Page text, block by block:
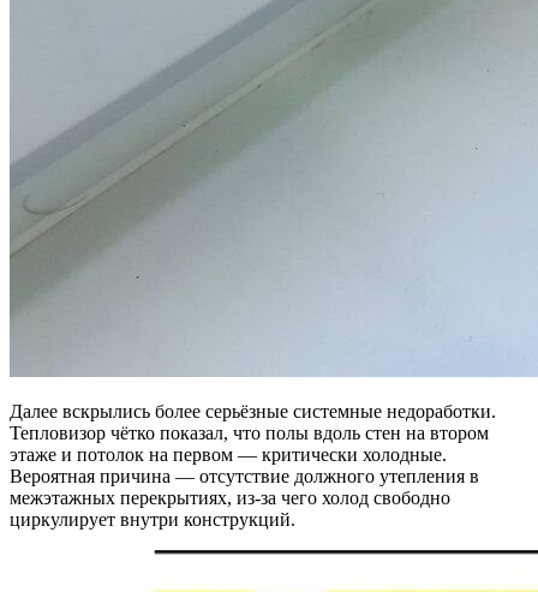
Далее вскрылись более серьёзные системные недоработки.
Тепловизор чётко показал, что полы вдоль стен на втором
этаже и потолок на первом — критически холодные.
Вероятная причина — отсутствие должного утепления в
межэтажных перекрытиях, из-за чего холод свободно
циркулирует внутри конструкций.